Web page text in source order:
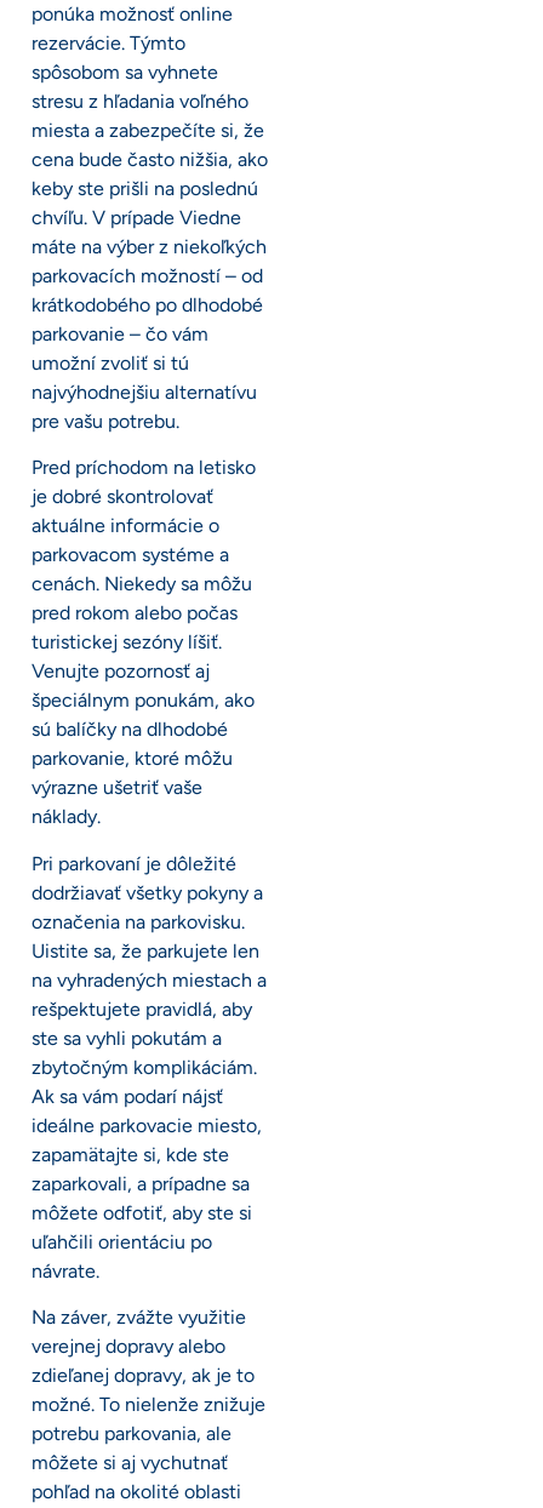
ponúka možnosť online
rezervácie. Týmto
spôsobom sa vyhnete
stresu z hľadania voľného
miesta a zabezpečíte si, že
cena bude často nižšia, ako
keby ste prišli na poslednú
chvíľu. V prípade Viedne
máte na výber z niekoľkých
parkovacích možností – od
krátkodobého po dlhodobé
parkovanie – čo vám
umožní zvoliť si tú
najvýhodnejšiu alternatívu
pre vašu potrebu.
Pred príchodom na letisko
je dobré skontrolovať
aktuálne informácie o
parkovacom systéme a
cenách. Niekedy sa môžu
pred rokom alebo počas
turistickej sezóny líšiť.
Venujte pozornosť aj
špeciálnym ponukám, ako
sú balíčky na dlhodobé
parkovanie, ktoré môžu
výrazne ušetriť vaše
náklady.
Pri parkovaní je dôležité
dodržiavať všetky pokyny a
označenia na parkovisku.
Uistite sa, že parkujete len
na vyhradených miestach a
rešpektujete pravidlá, aby
ste sa vyhli pokutám a
zbytočným komplikáciám.
Ak sa vám podarí nájsť
ideálne parkovacie miesto,
zapamätajte si, kde ste
zaparkovali, a prípadne sa
môžete odfotiť, aby ste si
uľahčili orientáciu po
návrate.
Na záver, zvážte využitie
verejnej dopravy alebo
zdieľanej dopravy, ak je to
možné. To nielenže znižuje
potrebu parkovania, ale
môžete si aj vychutnať
pohľad na okolité oblasti